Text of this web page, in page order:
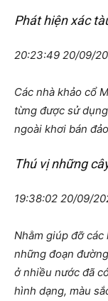
Phát hiện xác
20:23:49 20/09/
Các nhà khảo cổ
từng được sử
ngoài khơi bán
Thú vị những
19:38:02 20/09/
Nhằm giúp đỡ
những đoạn
ở nhiều nước đã
hình dạng, màu